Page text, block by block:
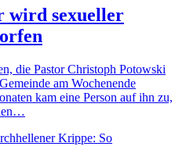
wird sexueller
die Pastor Christoph Potowski
am Wochenende
kam eine Person auf ihn zu,